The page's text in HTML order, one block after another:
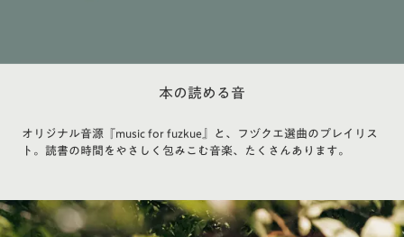
本の読める音
オリジナル音源『music for fuzkue』と、フヅクエ選曲のプレイリス
ト。読書の時間をやさしく包みこむ音楽、たくさんあります。